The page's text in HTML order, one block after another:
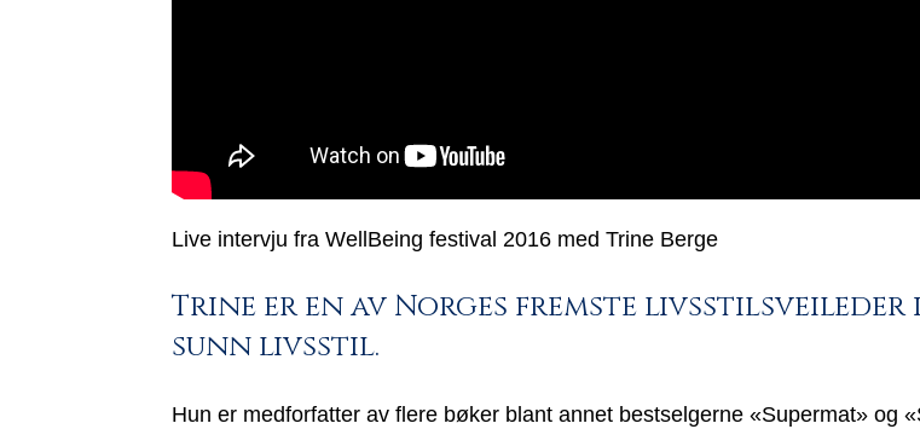
Live intervju fra WellBeing festival 2016 med Trine Berge
Trine er en av Norges fremste livsstilsveileder
sunn livsstil.
Hun er medforfatter av flere bøker blant annet bestselgerne «Supermat» og